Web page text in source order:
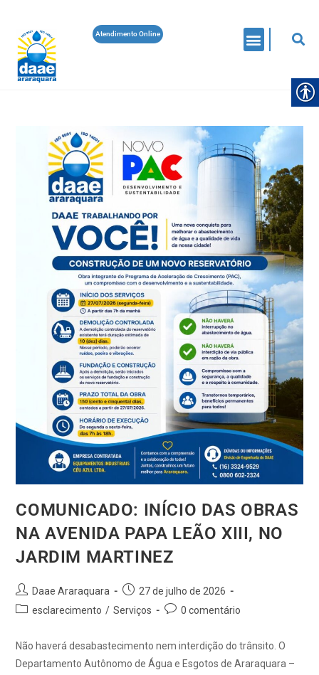
Atendimento Online
COMUNICADO: INÍCIO DAS OBRAS
NA AVENIDA PAPA LEÃO XIII, NO
JARDIM MARTINEZ
Daae Araraquara
27 de julho de 2026
esclarecimento / Serviços 0 comentário
Não haverá desabastecimento nem interdição do trânsito. O
Departamento Autônomo de Água e Esgotos de Araraquara –